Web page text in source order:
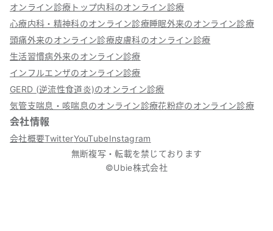
オンライン診療トップ内科のオンライン診療
心療内科・精神科のオンライン診療睡眠外来のオンライン診療
頭痛外来のオンライン診療皮膚科のオンライン診療
生活習慣病外来のオンライン診療
インフルエンザのオンライン診療
GERD (逆流性食道炎)のオンライン診療
気管支喘息・咳喘息のオンライン診療花粉症のオンライン診療
会社情報
会社概要TwitterYouTubeInstagram
無断複写・転載を禁じております
©Ubie株式会社